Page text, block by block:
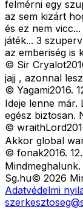
felmérni egy
az sem kizárt
és ez nem
játék... 3
az emberiség is
© Sir Cryalot
jajj , azonnal
© Yagami2016.
Ideje lenne már.
egész biztosan.
© wraithLord
Akkor global
© fonak2016.
Mindmeghalunk.
Sg.hu© 2026
Adatvédelmi